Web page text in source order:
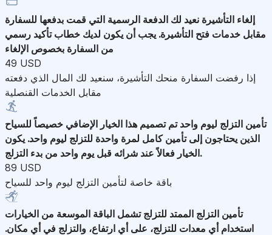
إلغاء التأشيرة نعيد لك الدفعة الرسمية التي قمت بدفعها للسفارة
مقابل خدمات فتح التأشيرة. يجب أن يكون لديك خطاب تأكيد رسمي
من السفارة بخصوص الإلغاء
49 USD
إذا رفضت السفارة منحك التأشيرة، سنعيد لك المال الذي دفعته
مقابل الخدمات القنصلية
تأمين التزلج ليوم واحد تم تصميم هذا الخيار الإضافي خصيصاً للسياح
الذين يحتاجون إلى تأمين كامل لمرة واحدة للتزلج ليوم واحد. يكون
الخيار فعالاً عند شرائه قبل يوم واحد من بدء التزلج.
89 USD
باقة خاصة لتأمين التزلج ليوم واحد للسياح
تأمين التزلج الممتد للتزلج تشمل الباقة الموسعة من الخيارات
استخدام أي معدات للتزلج، على أي ارتفاع، والتزلج في أي مكان.